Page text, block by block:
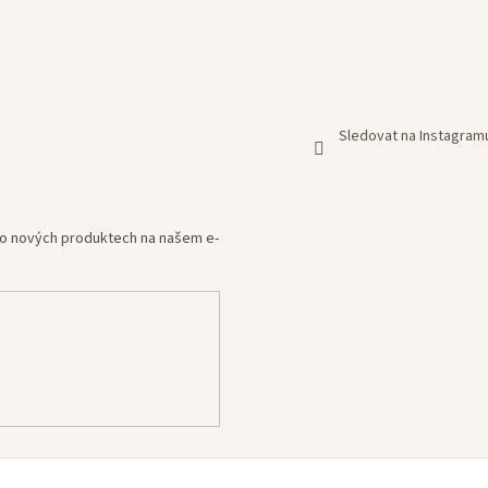
Sledovat na
nových produktech na našem e-